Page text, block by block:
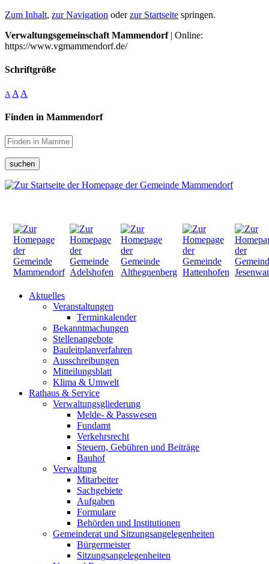
Zum Inhalt, zur Navigation oderzur Startseite springen.
Verwaltungsgemeinschaft Mammendorf| Online:
https://www.vgmammendorf.de/
Schriftgröße
A A A
Finden in Mammendorf
suchen
Aktuelles
Veranstaltungen
Terminkalender
Bekanntmachungen
Stellenangebote
Bauleitplanverfahren
Ausschreibungen
Mitteilungsblatt
Klima & Umwelt
Rathaus & Service
Verwaltungsgliederung
Melde- & Passwesen
Fundamt
Verkehrsrecht
Steuern, Gebühren und Beiträge
Bauhof
Verwaltung
Mitarbeiter
Sachgebiete
Aufgaben
Formulare
Behörden und Institutionen
Gemeinderat und Sitzungsangelegenheiten
Bürgermeister
Sitzungsangelegenheiten